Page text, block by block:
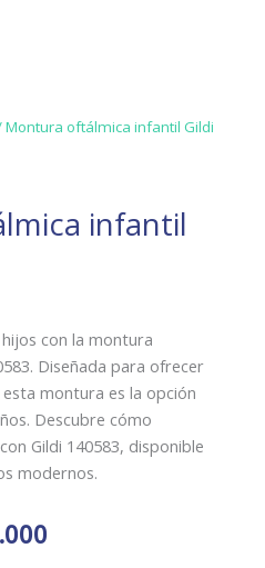
Montura oftálmica infantil Gildi
infantil
con la montura
Diseñada para ofrecer
montura es la opción
Descubre cómo
Gildi 140583, disponible
modernos.